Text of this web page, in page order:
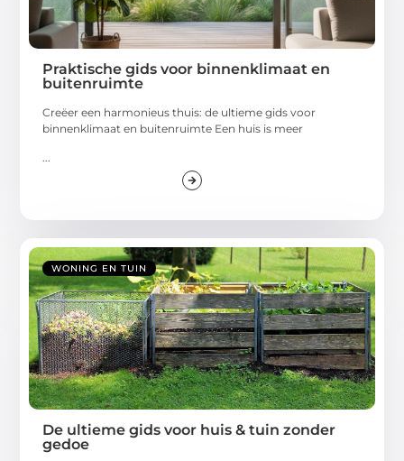
Praktische gids voor binnenklimaat en
buitenruimte
Creëer een harmonieus thuis: de ultieme gids voor
binnenklimaat en buitenruimte Een huis is meer
...
WONING EN TUIN
De ultieme gids voor huis & tuin zonder
gedoe